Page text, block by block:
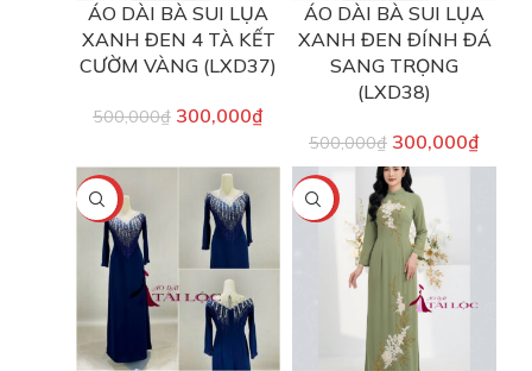
ÁO DÀI BÀ SUI LỤA
XANH ĐEN 4 TÀ KẾT
CƯỜM VÀNG (LXD37)
500,000₫ 300,000₫
ÁO DÀI BÀ SUI LỤA
XANH ĐEN ĐÍNH ĐÁ
SANG TRỌNG
(LXD38)
500,000₫ 300,000₫
-40% -40%